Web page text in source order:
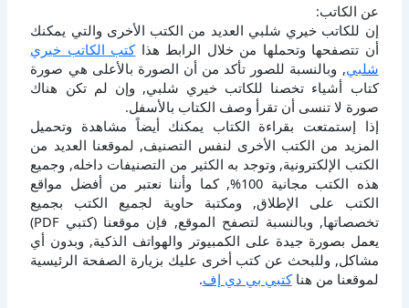
عن الكاتب:
إن للكاتب خيري شلبي العديد من الكتب الأخرى والتي يمكنك
أن تتصفحها وتحملها من خلال الرابط هذاكتب الكاتب خيري
شلبي, وبالنسبة للصور تأكد من أن الصورة بالأعلى هي صورة
كتاب أشياء تخصنا للكاتب خيري شلبي, وإن لم تكن هناك
صورة لا تنسى أن تقرأ وصف الكتاب بالأسفل.
إذا إستمتعت بقراءة الكتاب يمكنك أيضاً مشاهدة وتحميل
المزيد من الكتب الأخرى لنفس التصنيف, لموقعنا العديد من
الكتب الإلكترونية, وتوجد به الكثير من التصنيفات داخله, وجميع
هذه الكتب مجانية 100%, كما وأننا نعتبر من أفضل مواقع
الكتب على الإطلاق, ومكتبة حاوية لجميع الكتب بجميع
تخصصاتها, وبالنسبة لتصفح الموقع, فإن موقعنا (كتبي PDF)
يعمل بصورة جيدة على الكمبيوتر والهواتف الذكية, وبدون أي
مشاكل, وللبحث عن كتب أخرى عليك بزيارة الصفحة الرئيسية
لموقعنا من هناكتبي بي دي إف.